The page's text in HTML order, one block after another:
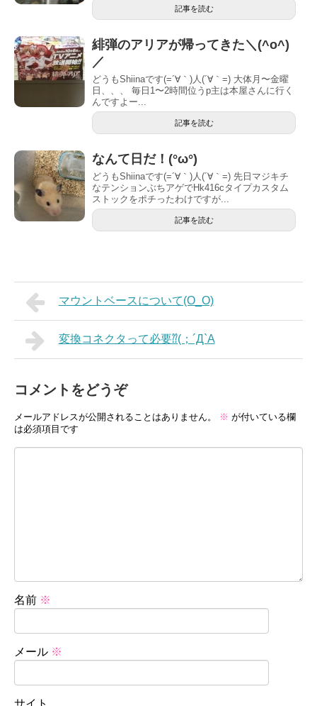
記事を読む
緋弾のアリアが帰ってきた＼(^o^)
／
どうもShiinaです(=´∀｀)人(´∀｀=) 大体月〜金曜
日、、、 毎日1〜2時間位うp主は本屋さんに行く
んですよー...
記事を読む
なんて日だ！(°ω°)
どうもShiinaです(=´∀｀)人(´∀｀=) 先日マジキチ
なテンションぶちアゲでHk416cタイプカスタム
ストックをポチったわけですが...
記事を読む
マウントベースについて(O_O)
変換コネクタって必要⁇(；´Д`A
コメントをどうぞ
メールアドレスが公開されることはありません。 ※ が付いている欄
は必須項目です
名前 ※
メール ※